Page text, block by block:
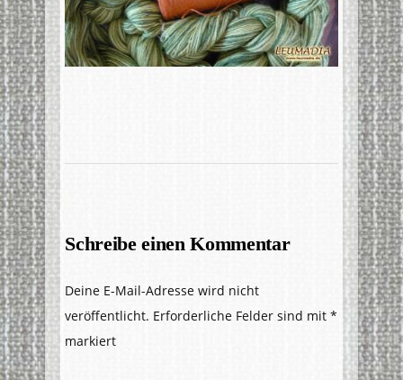
Schreibe einen Kommentar
Deine E-Mail-Adresse wird nicht
veröffentlicht. Erforderliche Felder sind mit*
markiert